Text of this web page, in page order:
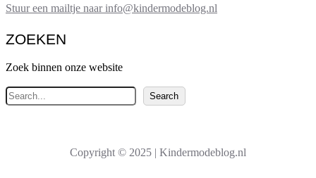
Stuur een mailtje naar info@kindermodeblog.nl
ZOEKEN
Zoek binnen onze website
Z
o
e
Search
Copyright © 2025 | Kindermodeblog.nl